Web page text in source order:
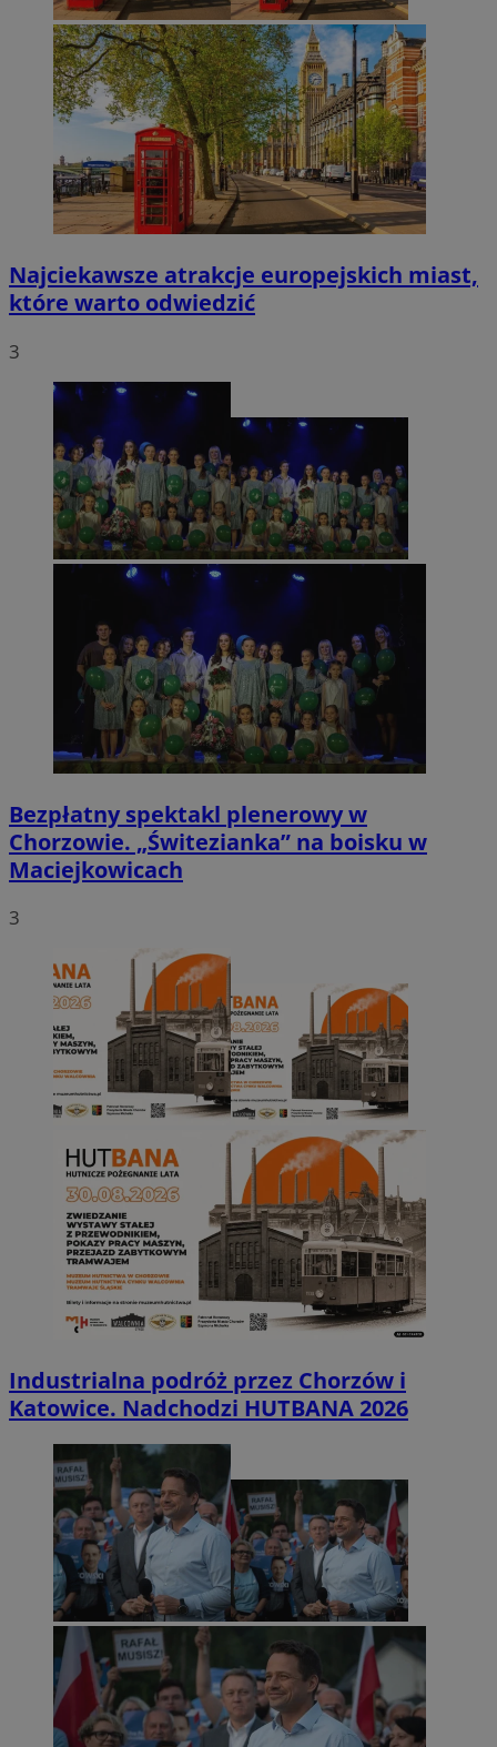
Najciekawsze atrakcje europejskich miast,
które warto odwiedzić
3
Bezpłatny spektakl plenerowy w
Chorzowie. „Świtezianka” na boisku w
Maciejkowicach
3
Industrialna podróż przez Chorzów i
Katowice. Nadchodzi HUTBANA 2026